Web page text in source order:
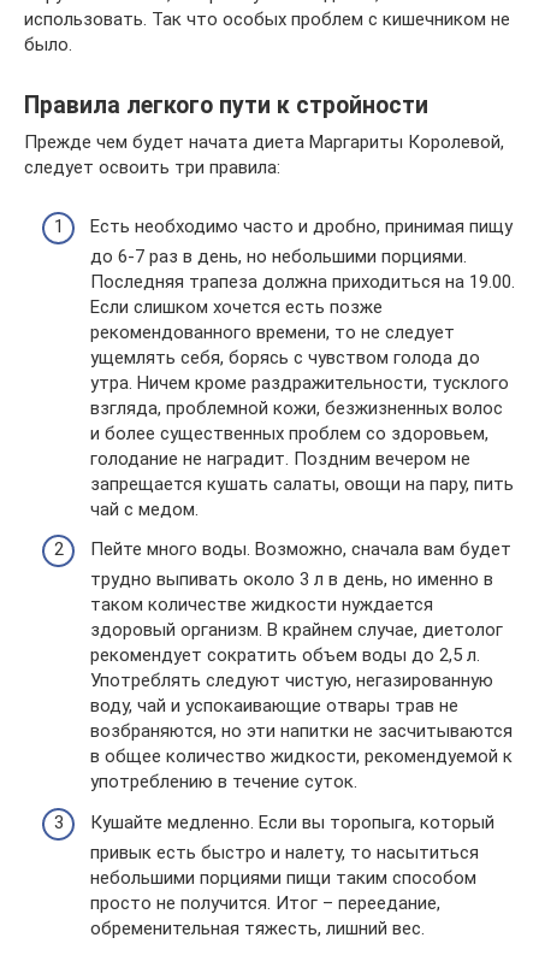
использовать. Так что особых проблем с кишечником не
было.
Правила легкого пути к стройности
Прежде чем будет начата диета Маргариты Королевой,
следует освоить три правила:
Есть необходимо часто и дробно, принимая пищу
до 6-7 раз в день, но небольшими порциями.
Последняя трапеза должна приходиться на 19.00.
Если слишком хочется есть позже
рекомендованного времени, то не следует
ущемлять себя, борясь с чувством голода до
утра. Ничем кроме раздражительности, тусклого
взгляда, проблемной кожи, безжизненных волос
и более существенных проблем со здоровьем,
голодание не наградит. Поздним вечером не
запрещается кушать салаты, овощи на пару, пить
чай с медом.
Пейте много воды. Возможно, сначала вам будет
трудно выпивать около 3 л в день, но именно в
таком количестве жидкости нуждается
здоровый организм. В крайнем случае, диетолог
рекомендует сократить объем воды до 2,5 л.
Употреблять следуют чистую, негазированную
воду, чай и успокаивающие отвары трав не
возбраняются, но эти напитки не засчитываются
в общее количество жидкости, рекомендуемой к
употреблению в течение суток.
Кушайте медленно. Если вы торопыга, который
привык есть быстро и налету, то насытиться
небольшими порциями пищи таким способом
просто не получится. Итог – переедание,
обременительная тяжесть, лишний вес.